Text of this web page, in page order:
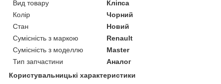
Вид товару
Кліпса
Колір
Чорний
Стан
Новий
Сумісність з маркою
Renault
Сумісність з моделлю
Master
Тип запчастини
Аналог
Користувальницькі характеристики